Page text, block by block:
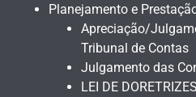
Planejamento e
Apreciação/
Tribunal de Contas
Julgamento das
LEI DE